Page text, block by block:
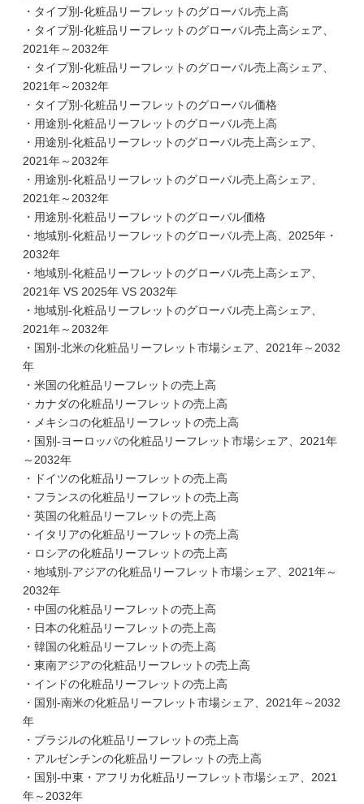
・タイプ別-化粧品リーフレットのグローバル売上高
・タイプ別-化粧品リーフレットのグローバル売上高シェア、
2021年～2032年
・タイプ別-化粧品リーフレットのグローバル売上高シェア、
2021年～2032年
・タイプ別-化粧品リーフレットのグローバル価格
・用途別-化粧品リーフレットのグローバル売上高
・用途別-化粧品リーフレットのグローバル売上高シェア、
2021年～2032年
・用途別-化粧品リーフレットのグローバル売上高シェア、
2021年～2032年
・用途別-化粧品リーフレットのグローバル価格
・地域別-化粧品リーフレットのグローバル売上高、2025年・
2032年
・地域別-化粧品リーフレットのグローバル売上高シェア、
2021年 VS 2025年 VS 2032年
・地域別-化粧品リーフレットのグローバル売上高シェア、
2021年～2032年
・国別-北米の化粧品リーフレット市場シェア、2021年～2032
年
・米国の化粧品リーフレットの売上高
・カナダの化粧品リーフレットの売上高
・メキシコの化粧品リーフレットの売上高
・国別-ヨーロッパの化粧品リーフレット市場シェア、2021年
～2032年
・ドイツの化粧品リーフレットの売上高
・フランスの化粧品リーフレットの売上高
・英国の化粧品リーフレットの売上高
・イタリアの化粧品リーフレットの売上高
・ロシアの化粧品リーフレットの売上高
・地域別-アジアの化粧品リーフレット市場シェア、2021年～
2032年
・中国の化粧品リーフレットの売上高
・日本の化粧品リーフレットの売上高
・韓国の化粧品リーフレットの売上高
・東南アジアの化粧品リーフレットの売上高
・インドの化粧品リーフレットの売上高
・国別-南米の化粧品リーフレット市場シェア、2021年～2032
年
・ブラジルの化粧品リーフレットの売上高
・アルゼンチンの化粧品リーフレットの売上高
・国別-中東・アフリカ化粧品リーフレット市場シェア、2021
年～2032年